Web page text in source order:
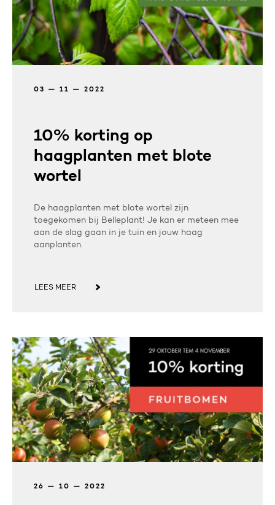
03 — 11 — 2022
10% korting op
haagplanten met blote
wortel
De haagplanten met blote wortel zijn
toegekomen bij Belleplant! Je kan er meteen mee
aan de slag gaan in je tuin en jouw haag
aanplanten.
LEES MEER
26 — 10 — 2022